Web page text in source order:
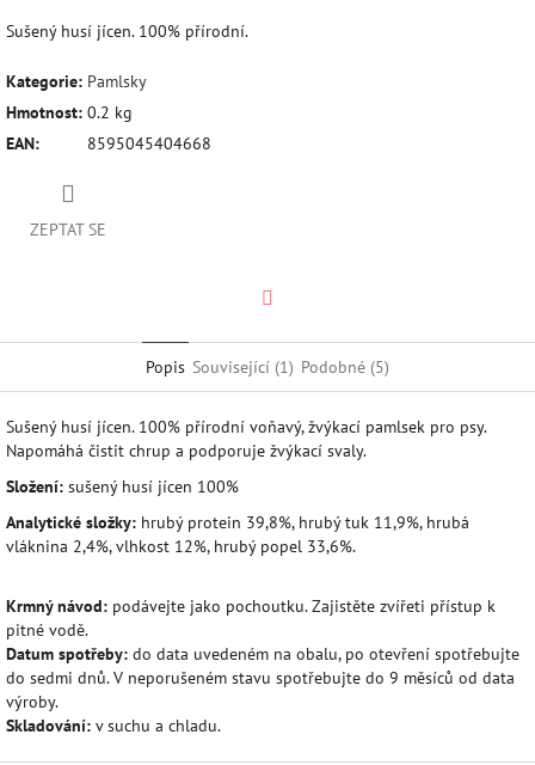
Sušený husí jícen. 100% přírodní.
Kategorie: Pamlsky
Hmotnost: 0.2 kg
EAN: 8595045404668
ZEPTAT SE
Popis Související (1) Podobné (5)
Sušený husí jícen. 100% přírodní voňavý, žvýkací pamlsek pro psy.
Napomáhá čistit chrup a podporuje žvýkací svaly.
Složení: sušený husí jícen 100%
Analytické složky: hrubý protein 39,8%, hrubý tuk 11,9%, hrubá
vláknina 2,4%, vlhkost 12%, hrubý popel 33,6%.
Krmný návod: podávejte jako pochoutku. Zajistěte zvířeti přístup k
pitné vodě.
Datum spotřeby: do data uvedeném na obalu, po otevření spotřebujte
do sedmi dnů. V neporušeném stavu spotřebujte do 9 měsíců od data
výroby.
Skladování: v suchu a chladu.